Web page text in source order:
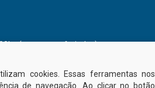
(exceto nos feriados)
cookies. Essas ferramentas nos
de navegação. Ao clicar no botão